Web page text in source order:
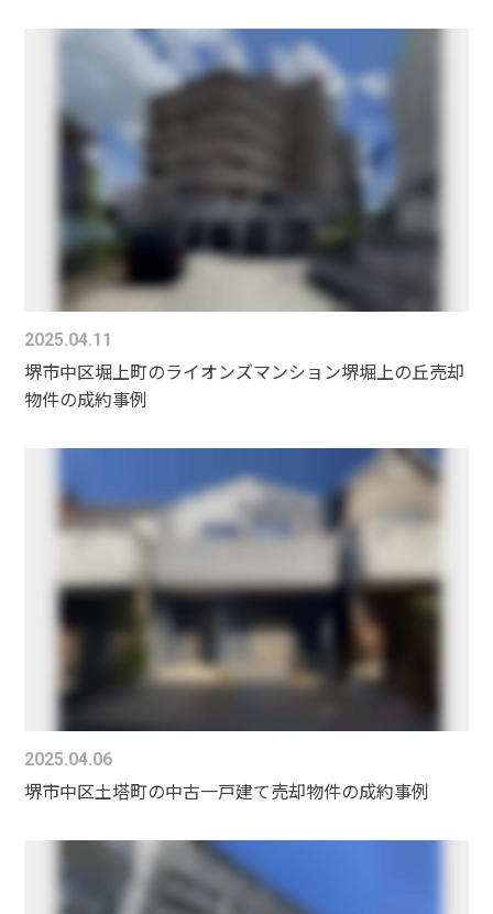
2025.04.11
堺市中区堀上町のライオンズマンション堺堀上の丘売却
物件の成約事例
2025.04.06
堺市中区土塔町の中古一戸建て売却物件の成約事例